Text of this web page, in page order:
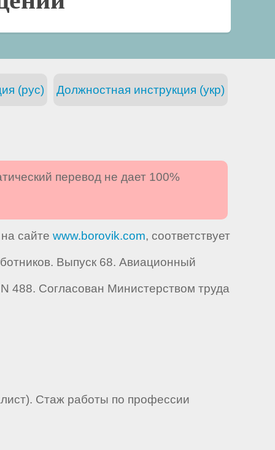
Должностная инструкция (укр)
(рус)
перевод не дает 100%
сайте www.borovik.com, соответствует
Выпуск 68. Авиационный
488. Согласован Министерством труда
Стаж работы по профессии